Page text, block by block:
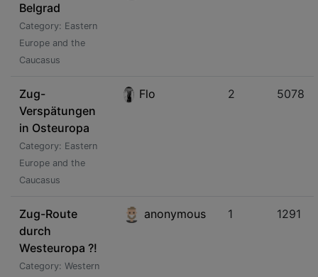
Belgrad
Category: Eastern
Europe and the
Caucasus
Zug-
Verspätungen
in Osteuropa
Category: Eastern
Europe and the
Caucasus
Flo 2 5078
Zug-Route
durch
Westeuropa ?!
Category: Western
anonymous 1 1291